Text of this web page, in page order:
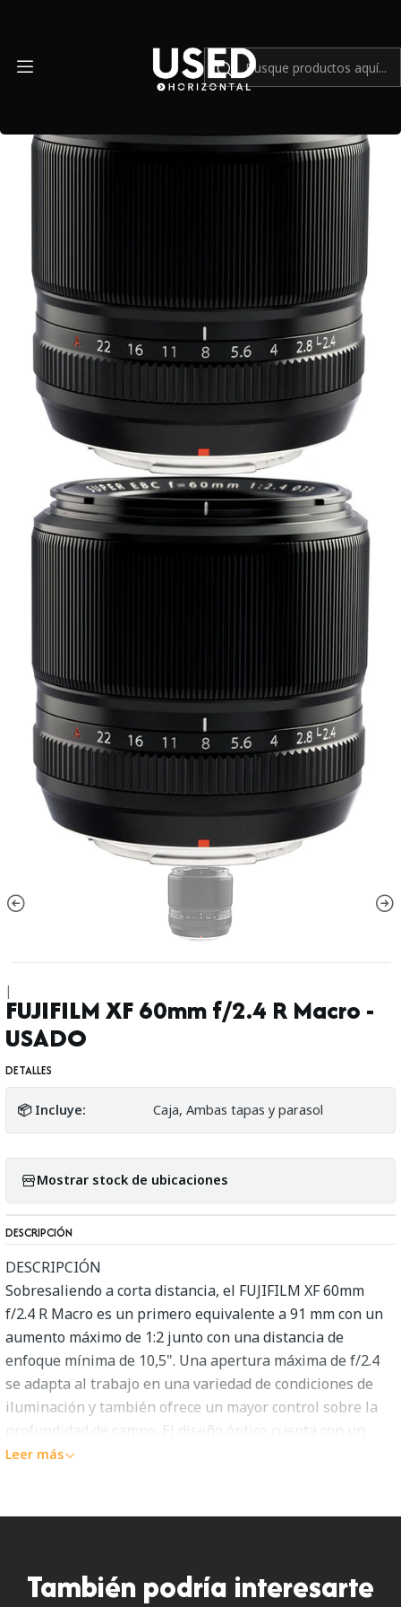
|
FUJIFILM XF 60mm f/2.4 R Macro -
USADO
DETALLES
📦 Incluye: Caja, Ambas tapas y parasol
Mostrar stock de ubicaciones
DESCRIPCIÓN
DESCRIPCIÓN
Sobresaliendo a corta distancia, el FUJIFILM XF 60mm
f/2.4 R Macro es un primero equivalente a 91 mm con un
aumento máximo de 1:2 junto con una distancia de
enfoque mínima de 10,5". Una apertura máxima de f/2.4
se adapta al trabajo en una variedad de condiciones de
iluminación y también ofrece un mayor control sobre la
profundidad de campo. El diseño óptico cuenta con un
elemento asférico y un elemento de dispersión extra baja,
se ha aplicado un revestimiento Super EBC para suprimir
Leer más
También podría interesarte